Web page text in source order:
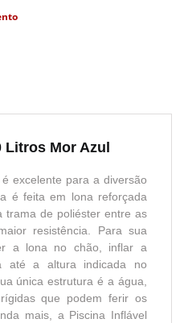
Mor Azul
excelente para a diversão
é feita em lona reforçada
trama de poliéster entre as
resistência. Para sua
a lona no chão, inflar a
até a altura indicada no
única estrutura é a água,
que podem ferir os
mais, a Piscina Inflável